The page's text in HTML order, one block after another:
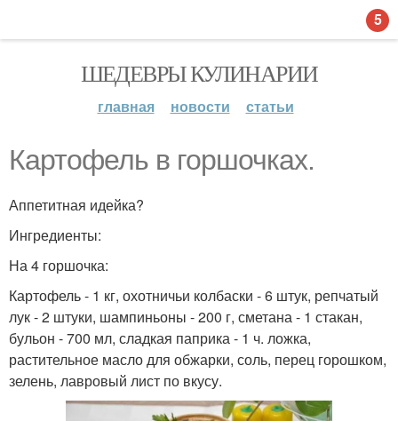
ШЕДЕВРЫ КУЛИНАРИИ
главная новости статьи
Картофель в горшочках.
Аппетитная идейка?
Ингредиенты:
На 4 горшочка:
Картофель - 1 кг, охотничьи колбаски - 6 штук, репчатый
лук - 2 штуки, шампиньоны - 200 г, сметана - 1 стакан,
бульон - 700 мл, сладкая паприка - 1 ч. ложка,
растительное масло для обжарки, соль, перец горошком,
зелень, лавровый лист по вкусу.
5